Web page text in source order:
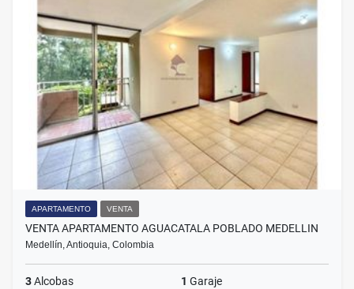
APARTAMENTO VENTA
VENTA APARTAMENTO AGUACATALA POBLADO MEDELLIN
Medellín, Antioquia, Colombia
3Alcobas 1 Garaje